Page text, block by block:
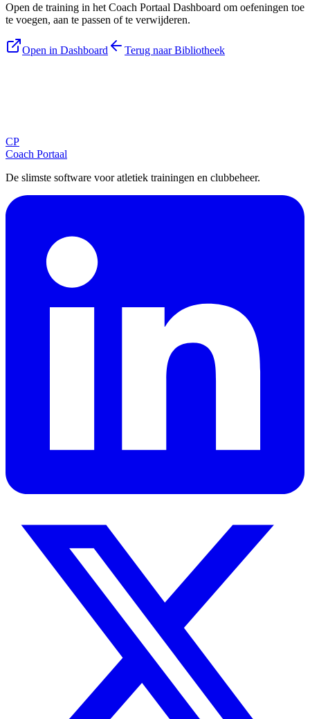
Open de training in het Coach Portaal Dashboard om oefeningen toe
te voegen, aan te passen of te verwijderen.
Open in Dashboard Terug naar Bibliotheek
CP
Coach Portaal
De slimste software voor atletiek trainingen en clubbeheer.